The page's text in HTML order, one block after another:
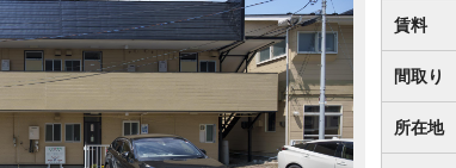
賃料
間取り
所在地